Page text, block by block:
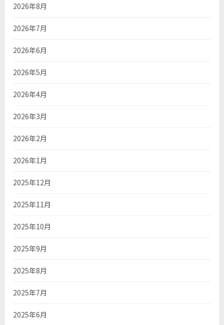
2026年8月
2026年7月
2026年6月
2026年5月
2026年4月
2026年3月
2026年2月
2026年1月
2025年12月
2025年11月
2025年10月
2025年9月
2025年8月
2025年7月
2025年6月